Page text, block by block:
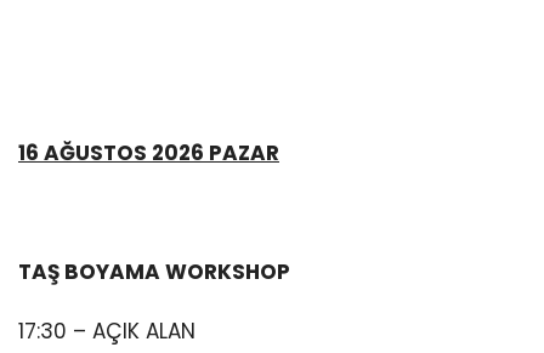
16 AĞUSTOS 2026 PAZAR
TAŞ BOYAMA WORKSHOP
17:30 – AÇIK ALAN